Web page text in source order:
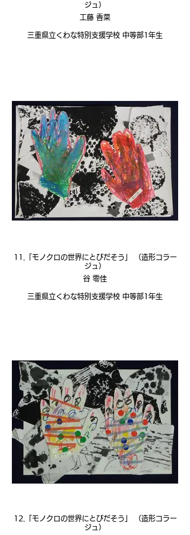
ジュ）
工藤 香菜
三重県立くわな特別支援学校 中等部1年生
11.「モノクロの世界にとびだそう」 （造形コラー
ジュ）
谷 零佳
三重県立くわな特別支援学校 中等部1年生
12.「モノクロの世界にとびだそう」 （造形コラー
ジュ）